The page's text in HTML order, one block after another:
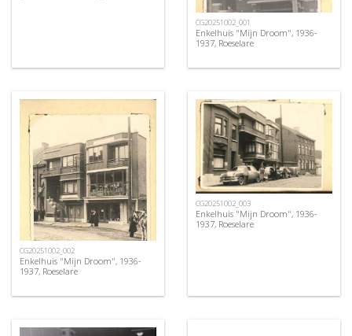
CG20251002_001
Enkelhuis "Mijn Droom", 1936-
1937, Roeselare
CG20251002_002
Enkelhuis "Mijn Droom", 1936-
1937, Roeselare
CG20251002_003
Enkelhuis "Mijn Droom", 1936-
1937, Roeselare